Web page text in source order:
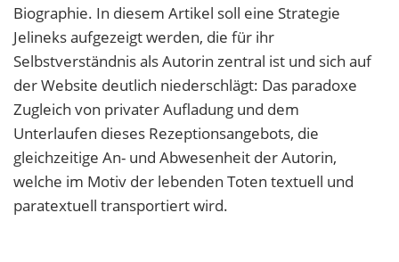
Biographie. In diesem Artikel soll eine Strategie
Jelineks aufgezeigt werden, die für ihr
Selbstverständnis als Autorin zentral ist und sich auf
der Website deutlich niederschlägt: Das paradoxe
Zugleich von privater Aufladung und dem
Unterlaufen dieses Rezeptionsangebots, die
gleichzeitige An- und Abwesenheit der Autorin,
welche im Motiv der lebenden Toten textuell und
paratextuell transportiert wird.